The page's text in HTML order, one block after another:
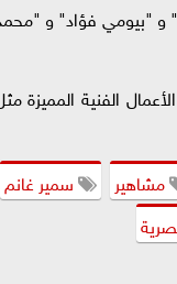
و "بيومي فؤاد" و
الفنية المميزة
مشاهير
سمير غانم